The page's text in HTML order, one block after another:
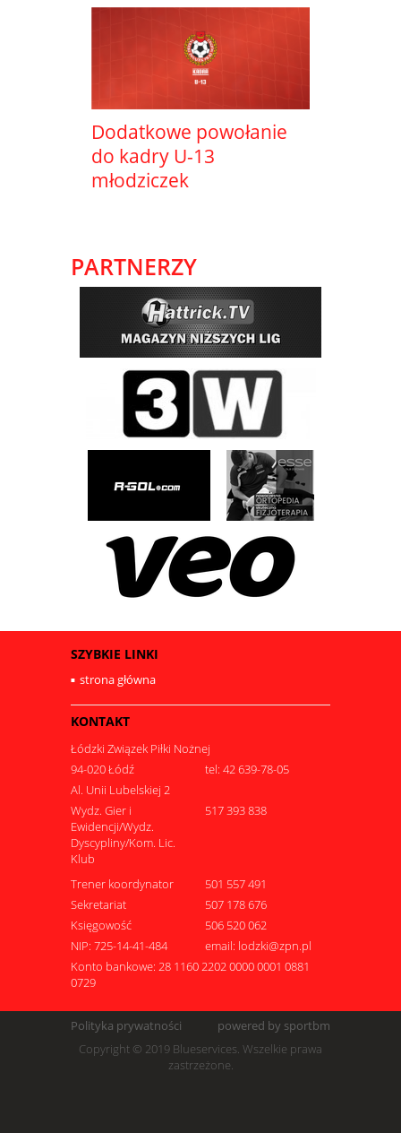
Dodatkowe powołanie
do kadry U-13
młodziczek
PARTNERZY
SZYBKIE LINKI
strona główna
KONTAKT
Łódzki Związek Piłki Nożnej
94-020 Łódź
tel: 42 639-78-05
Al. Unii Lubelskiej 2
Wydz. Gier i
Ewidencji/Wydz.
Dyscypliny/Kom. Lic.
Klub
517 393 838
Trener koordynator
501 557 491
Sekretariat
507 178 676
Księgowość
506 520 062
NIP: 725-14-41-484
email: lodzki@zpn.pl
Konto bankowe: 28 1160 2202 0000 0001 0881
0729
Polityka prywatności
powered by sportbm
Copyright © 2019 Blueservices. Wszelkie prawa
zastrzeżone.